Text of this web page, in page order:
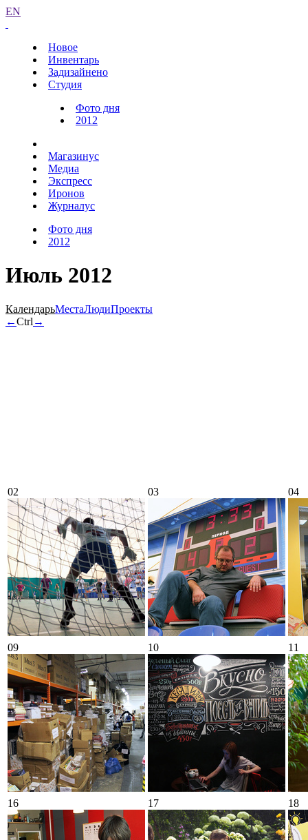
EN
Новое
Инвентарь
Задизайнено
Студия
Фото дня
2012
Магазинус
Медиа
Экспресс
Иронов
Журналус
Фото дня
2012
Июль 2012
КалендарьМестаЛюдиПроекты
←Ctrl →
02 03 04
09 10 11
16 17 18